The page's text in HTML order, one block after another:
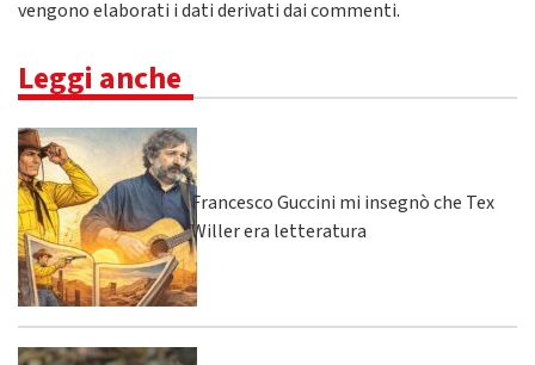
vengono elaborati i dati derivati dai commenti.
Leggi anche
Francesco Guccini mi insegnò che Tex
Willer era letteratura